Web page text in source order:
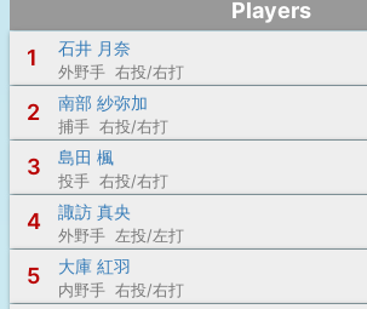
Players
1
石井 月奈
外野手 右投/右打
2 南部 紗弥加
捕手 右投/右打
3 島田 楓
投手 右投/右打
4 諏訪 真央
外野手 左投/左打
5 大庫 紅羽
内野手 右投/右打